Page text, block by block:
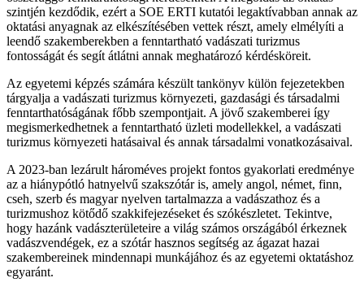
szintjén kezdődik, ezért a SOE ERTI kutatói legaktívabban annak az
oktatási anyagnak az elkészítésében vettek részt, amely elmélyíti a
leendő szakemberekben a fenntartható vadászati turizmus
fontosságát és segít átlátni annak meghatározó kérdésköreit.
Az egyetemi képzés számára készült tankönyv külön fejezetekben
tárgyalja a vadászati turizmus környezeti, gazdasági és társadalmi
fenntarthatóságának főbb szempontjait. A jövő szakemberei így
megismerkedhetnek a fenntartható üzleti modellekkel, a vadászati
turizmus környezeti hatásaival és annak társadalmi vonatkozásaival.
A 2023-ban lezárult hároméves projekt fontos gyakorlati eredménye
az a hiánypótló hatnyelvű szakszótár is, amely angol, német, finn,
cseh, szerb és magyar nyelven tartalmazza a vadászathoz és a
turizmushoz kötődő szakkifejezéseket és szókészletet. Tekintve,
hogy hazánk vadászterületeire a világ számos országából érkeznek
vadászvendégek, ez a szótár hasznos segítség az ágazat hazai
szakembereinek mindennapi munkájához és az egyetemi oktatáshoz
egyaránt.